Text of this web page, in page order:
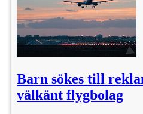
Barn sökes till
välkänt flygbolag